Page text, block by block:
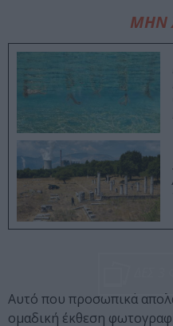
ΜΗΝ
Αυτό που προσωπικά
ομαδική έκθεση